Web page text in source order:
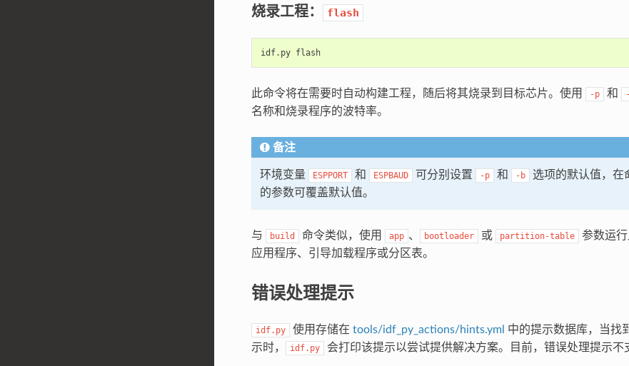
烧录工程： flash
idf.py flash
此命令将在需要时自动构建工程，随后将其烧录到目标芯片。使用 -p 和
名称和烧录程序的波特率。
备注
环境变量 ESPPORT 和 ESPBAUD 可分别设置 -p 和 -b
选项的默认值，在
的参数可覆盖默认值。
与 build 命令类似，使用 app 、 bootloader 或 partition-table
参数运
应用程序、引导加载程序或分区表。
错误处理提示
idf.py 使用存储在 tools/idf_py_actions/hints.yml 中的提示数据库，当找
示时，
idf.py 会打印该提示以尝试提供解决方案。目前，错误处理提示不